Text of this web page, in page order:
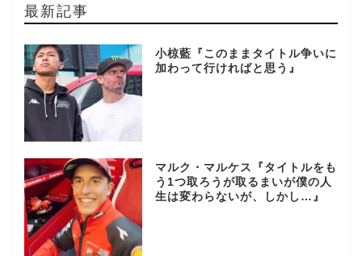
最新記事
小椋藍『このままタイトル争いに
加わって行ければと思う』
マルク・マルケス『タイトルをも
う1つ取ろうが取るまいが僕の人
生は変わらないが、しかし…』